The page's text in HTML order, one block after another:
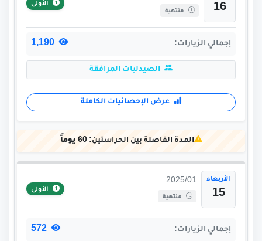
16 منتهية
الأولى
إجمالي الزيارات:
الصيدليات المرافقة
عرض الإحصائيات الكاملة
المدة الفاصلة بين الحراستين:60 يوماً
الأربعاء
15
2025/01
منتهية
الأولى
إجمالي الزيارات: